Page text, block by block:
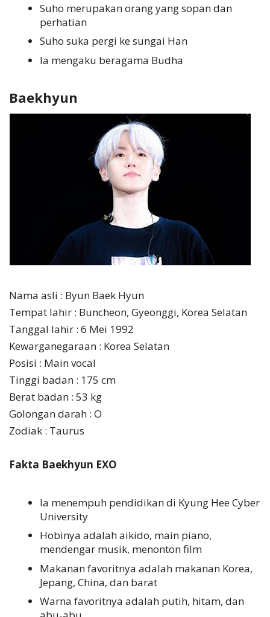
Suho merupakan orang yang sopan dan
perhatian
Suho suka pergi ke sungai Han
Ia mengaku beragama Budha
Baekhyun
Nama asli : Byun Baek Hyun
Tempat lahir : Buncheon, Gyeonggi, Korea Selatan
Tanggal lahir : 6 Mei 1992
Kewarganegaraan : Korea Selatan
Posisi : Main vocal
Tinggi badan : 175 cm
Berat badan : 53 kg
Golongan darah : O
Zodiak : Taurus
Fakta Baekhyun EXO
Ia menempuh pendidikan di Kyung Hee Cyber
University
Hobinya adalah aikido, main piano,
mendengar musik, menonton film
Makanan favoritnya adalah makanan Korea,
Jepang, China, dan barat
Warna favoritnya adalah putih, hitam, dan